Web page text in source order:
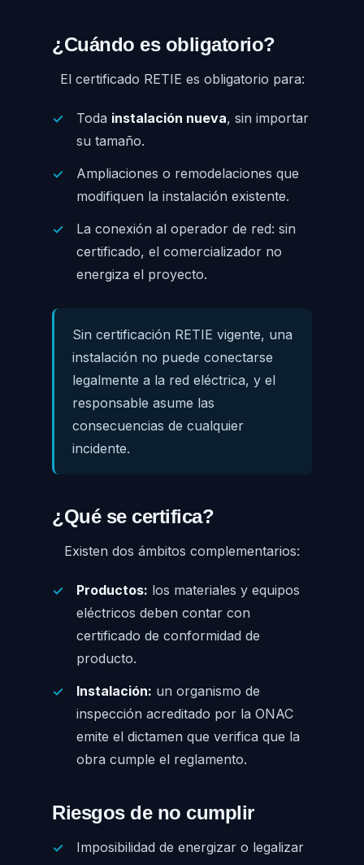
¿Cuándo es obligatorio?
El certificado RETIE es obligatorio para:
Toda instalación nueva, sin importar
su tamaño.
Ampliaciones o remodelaciones que
modifiquen la instalación existente.
La conexión al operador de red: sin
certificado, el comercializador no
energiza el proyecto.
Sin certificación RETIE vigente, una
instalación no puede conectarse
legalmente a la red eléctrica, y el
responsable asume las
consecuencias de cualquier
incidente.
¿Qué se certifica?
Existen dos ámbitos complementarios:
Productos: los materiales y equipos
eléctricos deben contar con
certificado de conformidad de
producto.
Instalación: un organismo de
inspección acreditado por la ONAC
emite el dictamen que verifica que la
obra cumple el reglamento.
Riesgos de no cumplir
Imposibilidad de energizar o legalizar